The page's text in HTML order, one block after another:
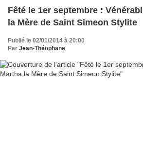
Fêté le 1er septembre :
la Mère de Saint Simeon Stylite
Publié le 02/01/2014 à 20:00
Par Jean-Théophane